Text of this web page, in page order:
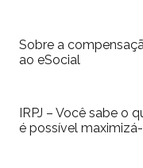
Sobre a
ao eSocial
IRPJ – Você sabe o
é possível